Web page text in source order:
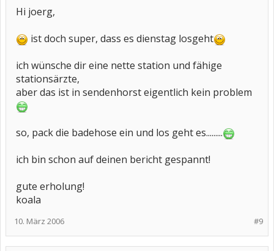
Hi joerg,
ist doch super, dass es dienstag losgeht
ich wünsche dir eine nette station und fähige
stationsärzte,
aber das ist in sendenhorst eigentlich kein problem
so, pack die badehose ein und los geht es.........
ich bin schon auf deinen bericht gespannt!
gute erholung!
koala
#9
10. März 2006